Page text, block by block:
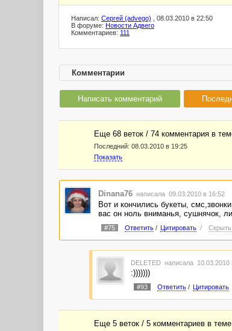
Написал: Сергей (advego) , 08.03.2010 в 22:50
В форуме: Новости Адвего
Комментариев: 111
Комментарии
Написать комментарий
Еще 68 веток / 74 комментария в
Последний: 08.03.2010 в 19:25
Показать
Dinana76 написала 09.03.2010 в 16:52
Вот и кончились букеты,
вас он ноль вниманья,
#75 Ответить/ Цитировать / Скрыть
DELETED написала 10.03.2010
:)))))))
#93 Ответить/ Цитировать
Еще 5 веток / 5 комментариев в темe